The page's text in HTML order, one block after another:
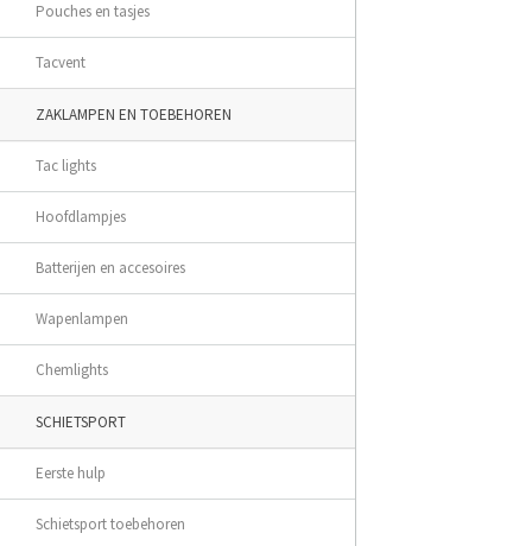
Pouches en tasjes
Tacvent
ZAKLAMPEN EN TOEBEHOREN
Tac lights
Hoofdlampjes
Batterijen en accesoires
Wapenlampen
Chemlights
SCHIETSPORT
Eerste hulp
Schietsport toebehoren